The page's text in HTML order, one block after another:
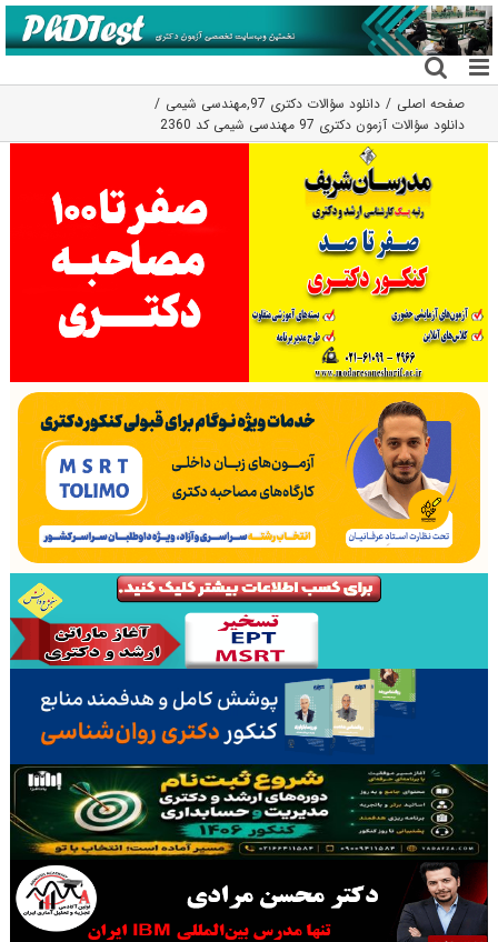
رفتن
به
محتوا
صفحه اصلی دانلود سؤالات دکتری 97 ,مهندسی شیمی
دانلود سؤالات آزمون دکتری 97 مهندسی شیمی کد 2360